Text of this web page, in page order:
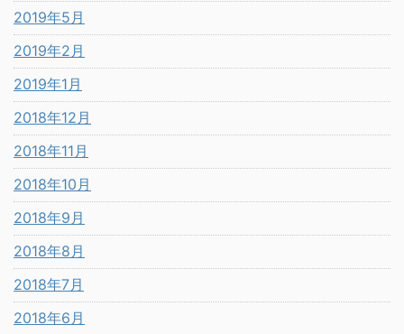
2019年5月
2019年2月
2019年1月
2018年12月
2018年11月
2018年10月
2018年9月
2018年8月
2018年7月
2018年6月